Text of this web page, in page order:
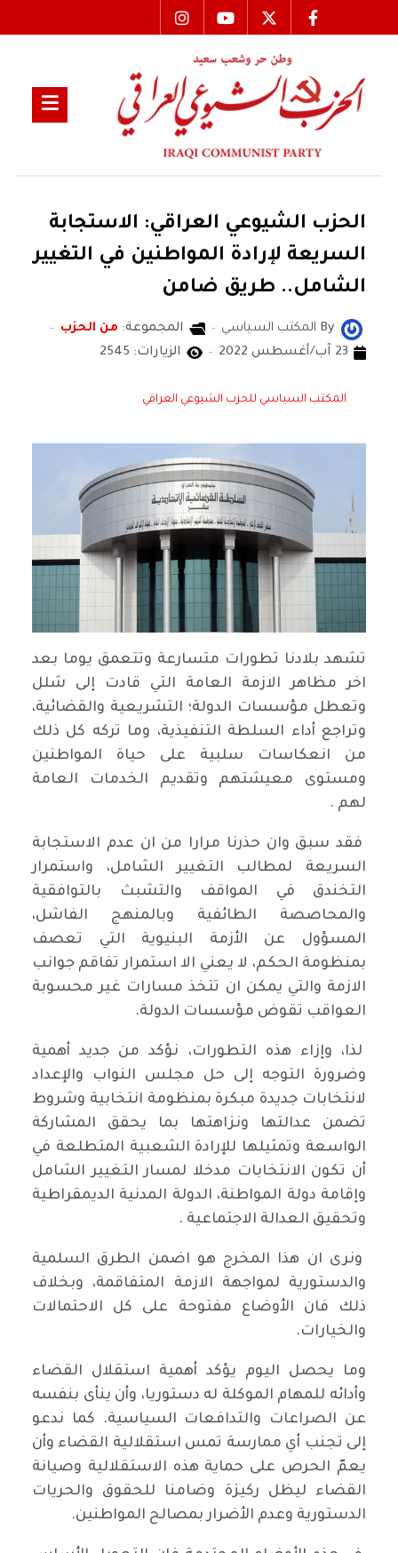
الحزب الشيوعي العراقي: الاستجابة
السريعة لإرادة المواطنين في التغيير
الشامل.. طريق ضامن
By المكتب السياسي المجموعة: من الحزب
23 آب/أغسطس 2022
الزيارات: 2545
المكتب السياسي للحزب الشيوعي العراقي
تشهد بلادنا تطورات متسارعة وتتعمق يوما بعد
اخر مظاهر الازمة العامة التي قادت إلى شلل
وتعطل مؤسسات الدولة؛ التشريعية والقضائية،
وتراجع أداء السلطة التنفيذية، وما تركه كل ذلك
من انعكاسات سلبية على حياة المواطنين
ومستوى معيشتهم وتقديم الخدمات العامة
لهم .
فقد سبق وان حذرنا مرارا من ان عدم الاستجابة
السريعة لمطالب التغيير الشامل، واستمرار
التخندق في المواقف والتشبث بالتوافقية
والمحاصصة الطائفية وبالمنهج الفاشل،
المسؤول عن الأزمة البنيوية التي تعصف
بمنظومة الحكم، لا يعني الا استمرار تفاقم جوانب
الازمة والتي يمكن ان تتخذ مسارات غير محسوبة
العواقب تقوض مؤسسات الدولة.
لذا، وإزاء هذه التطورات، نؤكد من جديد أهمية
وضرورة التوجه إلى حل مجلس النواب والإعداد
لانتخابات جديدة مبكرة بمنظومة انتخابية وشروط
تضمن عدالتها ونزاهتها بما يحقق المشاركة
الواسعة وتمثيلها للإرادة الشعبية المتطلعة في
أن تكون الانتخابات مدخلا لمسار التغيير الشامل
وإقامة دولة المواطنة، الدولة المدنية الديمقراطية
وتحقيق العدالة الاجتماعية .
ونرى ان هذا المخرج هو اضمن الطرق السلمية
والدستورية لمواجهة الازمة المتفاقمة، وبخلاف
ذلك فان الأوضاع مفتوحة على كل الاحتمالات
والخيارات.
وما يحصل اليوم يؤكد أهمية استقلال القضاء
وأدائه للمهام الموكلة له دستوريا، وأن ينأى بنفسه
عن الصراعات والتدافعات السياسية. كما ندعو
إلى تجنب أي ممارسة تمس استقلالية القضاء وأن
يعمّ الحرص على حماية هذه الاستقلالية وصيانة
القضاء ليظل ركيزة وضامنا للحقوق والحريات
الدستورية وعدم الأضرار بمصالح المواطنين.